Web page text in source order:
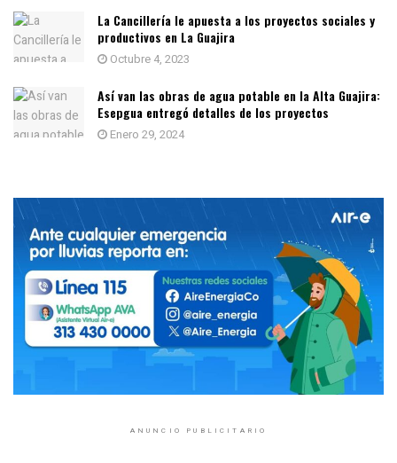
La Cancillería le apuesta a los proyectos sociales y
productivos en La Guajira
Octubre 4, 2023
Así van las obras de agua potable en la Alta Guajira:
Esepgua entregó detalles de los proyectos
Enero 29, 2024
ANUNCIO PUBLICITARIO